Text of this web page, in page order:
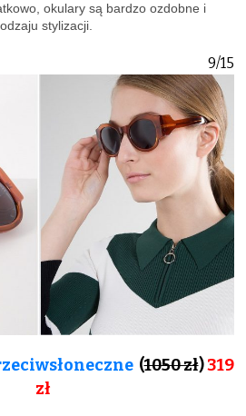
okulary są bardzo ozdobne i
stylizacji.
9/15
(1050 zł)319
zł